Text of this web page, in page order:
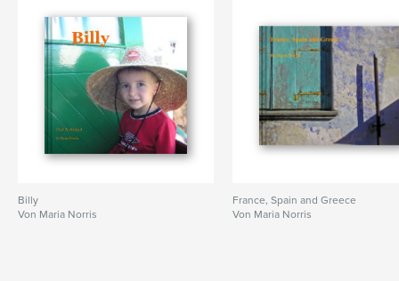
Billy
Von Maria Norris
France, Spain and Greece
Von Maria Norris